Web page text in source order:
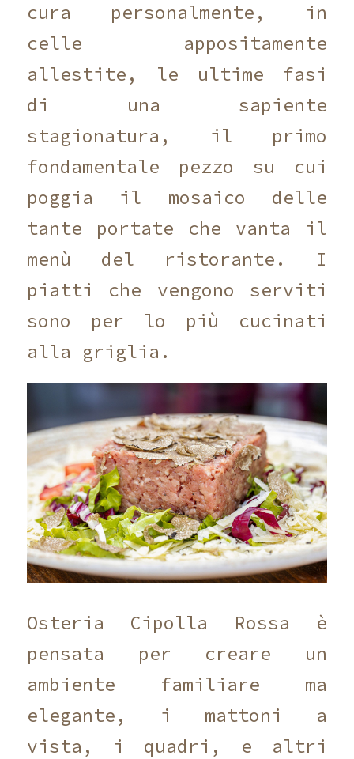
cura personalmente, in
celle appositamente
allestite, le ultime fasi
di una sapiente
stagionatura, il primo
fondamentale pezzo su cui
poggia il mosaico delle
tante portate che vanta il
menù del ristorante. I
piatti che vengono serviti
sono per lo più cucinati
alla griglia.
Osteria Cipolla Rossa è
pensata per creare un
ambiente familiare ma
elegante, i mattoni a
vista, i quadri, e altri